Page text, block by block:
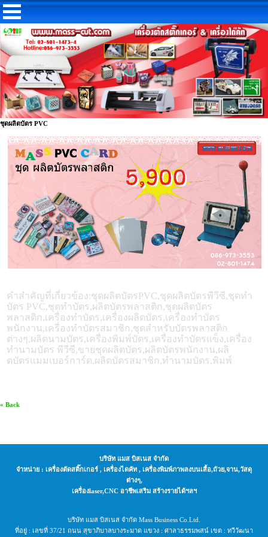
ชุดผลิตบัตร PVC
คำสำคัญที่เกี่ยวข้อง:ชุดผลิตบัตรPVC,ชุดผลิตบัตรพีวีซี,ชุดทำ
บัตร PVC,ชุดทำบัตร,ผลิตบัตรพลาสติก,ชุดผลิตบัตร
พลาสติก,เครื่องทำบัตร,เครื่องผลิตบัตร,เครื่องทำบัตร
พนักงาน,เครื่องทำบัตรสมาชิก,ชุดสำหรับบัตรพลาสติก
ต่างๆ,ผลิตนามบัตร,เครื่องพิมพ์บัตร,เครื่องทำบัตรแข็ง,เครื่อง
ทำนามบัตร พีวีซี,ขายชุดผลิตบัตร,ผลิตบัตรพนักงาน,ผลิ
ตบัตรแมมเบอร์การ์ด,ผลิตบัตรสมาชิก,ทำนามบัตร,พิมพ์
« Back
บริษัท แมส บิสเนส จำกัด
จำหน่าย : เครื่องตัดสติ๊กเกอร์ , เครื่องไดคัท , เครื่องพิมพ์ภาพลงบนเสื้อ,ถัวย,จาน,วัสดุ
ต่างๆ,
เครื่องlaser,CNC อาชีพเสริม สร้างรายได้ฯลฯ
บริษัท แมส บิสเนส จำกัด Mass Business Co.Ltd.
ที่อยู่ : เลขที่ 37/21 ถนน สุขาภิบาลบางระมาด แขวง : ศาลาธรรมพสน์ เขต : ทวีวัฒนา